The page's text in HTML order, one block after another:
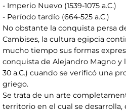
- Imperio Nuevo (1539-1075 a.C.)
- Período tardío (664-525 a.C.)
No obstante la conquista persa
Cambises, la cultura egipcia
mucho tiempo sus formas
conquista de Alejandro Magno y
30 a.C.) cuando se verificó una
griego.
Se trata de un arte
territorio en el cual se